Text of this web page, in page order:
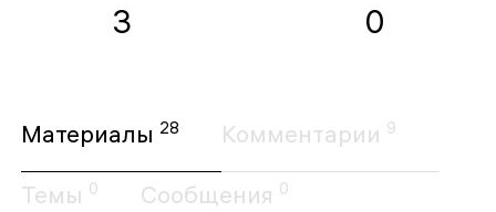
3 0
Материалы 28 Комментарии 9
Темы 0 Сообщения 0